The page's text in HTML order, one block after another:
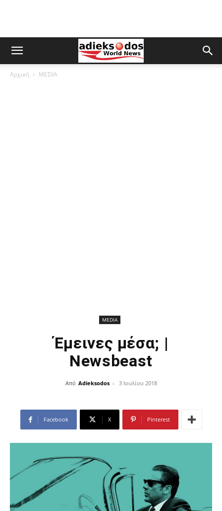
Αρχική MEDIA
MEDIA
Έμεινες μέσα; |
Newsbeast
Από Adieksodos - 3 Ιουλίου 2018
Facebook X Pinterest